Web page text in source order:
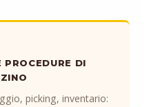
PROCEDURE DI
picking, inventario: